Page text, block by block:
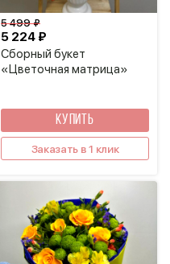
Сборный букет
«Цветочная матрица»
5 224 ₽
5 499 ₽
КУПИТЬ
Заказать в 1 клик